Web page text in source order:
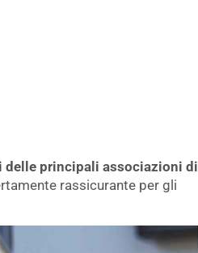
delle principali associazioni di
rassicurante per gli